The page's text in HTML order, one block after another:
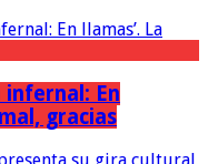
infernal: En
gracias